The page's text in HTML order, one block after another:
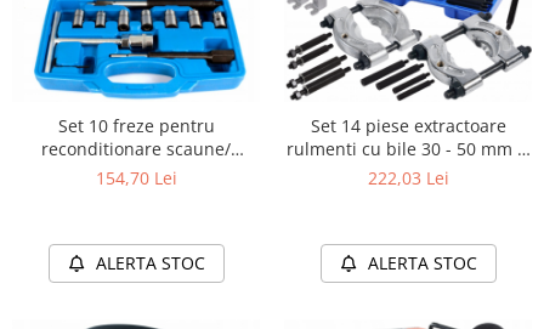
Set 10 freze pentru
reconditionare scaune/
injectoare diesel
154,70 Lei
ALERTA STOC
Set 14 piese extractoare
rulmenti cu bile 30 - 50 mm si
50 - 75.mm
222,03 Lei
ALERTA STOC